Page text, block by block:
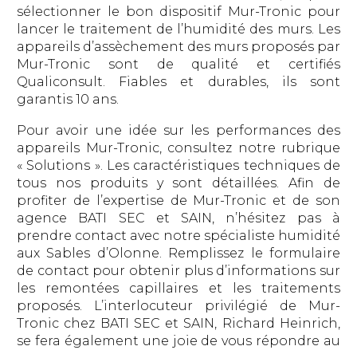
sélectionner le bon dispositif Mur-Tronic pour
lancer le traitement de l’humidité des murs. Les
appareils d’assèchement des murs proposés par
Mur-Tronic sont de qualité et certifiés
Qualiconsult. Fiables et durables, ils sont
garantis 10 ans.
Pour avoir une idée sur les performances des
appareils Mur-Tronic, consultez notre rubrique
« Solutions ». Les caractéristiques techniques de
tous nos produits y sont détaillées. Afin de
profiter de l’expertise de Mur-Tronic et de son
agence BATI SEC et SAIN, n’hésitez pas à
prendre contact avec notre spécialiste humidité
aux Sables d’Olonne. Remplissez le formulaire
de contact pour obtenir plus d’informations sur
les remontées capillaires et les traitements
proposés. L’interlocuteur privilégié de Mur-
Tronic chez BATI SEC et SAIN, Richard Heinrich,
se fera également une joie de vous répondre au